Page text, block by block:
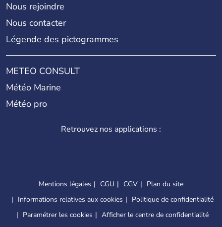
Nous rejoindre
Nous contacter
Légende des pictogrammes
METEO CONSULT
Météo Marine
Météo pro
Retrouvez nos applications :
Mentions légales CGU CGV
Plan du site
Informations relatives aux cookies
Politique de confidentialité
Paramétrer les cookies
Afficher le centre de confidentialité